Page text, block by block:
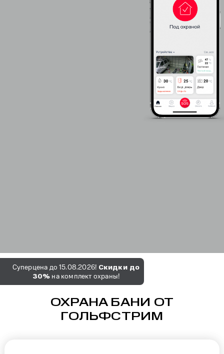
Суперцена до 15.08.2026! Скидки до
30% на комплект охраны!
ОХРАНА БАНИ ОТ
ГОЛЬФСТРИМ